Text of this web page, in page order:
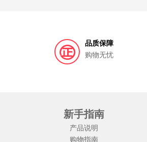
品质保障
购物无忧
新手指南
产品说明
购物指南